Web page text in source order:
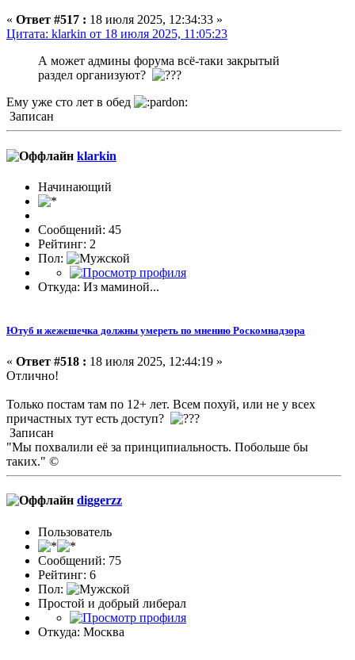
« Ответ #517 : 18 июля 2025, 12:34:33 »
Цитата: klarkin от 18 июля 2025, 11:05:23
А может админы форума всё-таки закрытый
раздел организуют?
Ему уже сто лет в обед
Записан
klarkin
Начинающий
Сообщений: 45
Рейтинг: 2
Пол:
Откуда: Из маминой...
Ютуб и жежешечка должны умереть по мнению Роскомнадзора
« Ответ #518 : 18 июля 2025, 12:44:19 »
Отлично!
Только постам там по 12+ лет. Всем похуй, или не у всех
причастных тут есть доступ?
Записан
"Мы похвалили её за принципиальность. Побольше бы
таких." ©
diggerzz
Пользователь
Сообщений: 75
Рейтинг: 6
Пол:
Простой и добрый либерал
Откуда: Москва